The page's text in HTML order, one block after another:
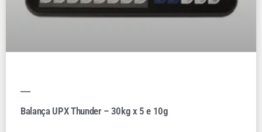
Balança UPX Thunder – 30kg x 5 e 10g